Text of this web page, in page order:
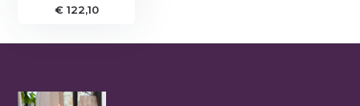
€ 122,10